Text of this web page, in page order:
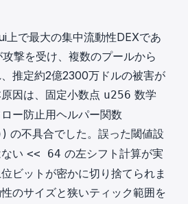
上で最大の集中流動性DEXであ
撃を受け、複数のプールから
推定約2億2300万ドルの被害が
因は、固定小数点 u256 数学
ー防止用ヘルパー関数
) の不具合でした。誤った閾値設
い << 64 の左シフト計算が実
ビットが密かに切り捨てられま
のサイズと狭いティック範囲を